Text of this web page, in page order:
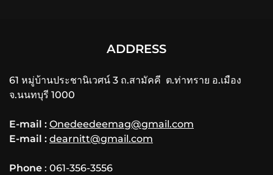
ADDRESS
61 หมู่บ้านประชานิเวศน์ 3 ถ.สามัคคี ต.ท่าทราย อ.เมือง
จ.นนทบุรี 1000
E-mail : Onedeedeemag@gmail.com
E-mail : dearnitt@gmail.com
Phone : 061-356-3556